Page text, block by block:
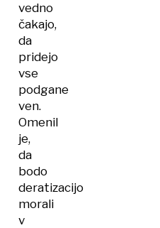
vedno
čakajo,
da
pridejo
vse
podgane
ven.
Omenil
je,
da
bodo
deratizacijo
morali
v